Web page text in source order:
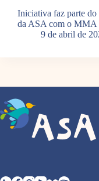
Iniciativa faz parte do
da ASA com o MMA
9 de abril de